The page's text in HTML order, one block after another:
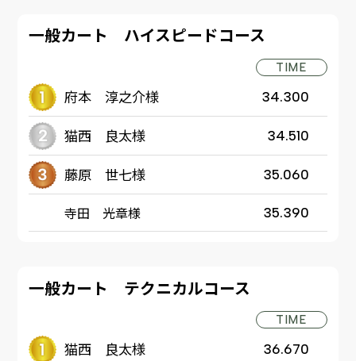
一般カート ハイスピードコース
TIME
府本 淳之介様 34.300
猫西 良太様 34.510
藤原 世七様 35.060
寺田 光章様 35.390
一般カート テクニカルコース
TIME
猫西 良太様 36.670